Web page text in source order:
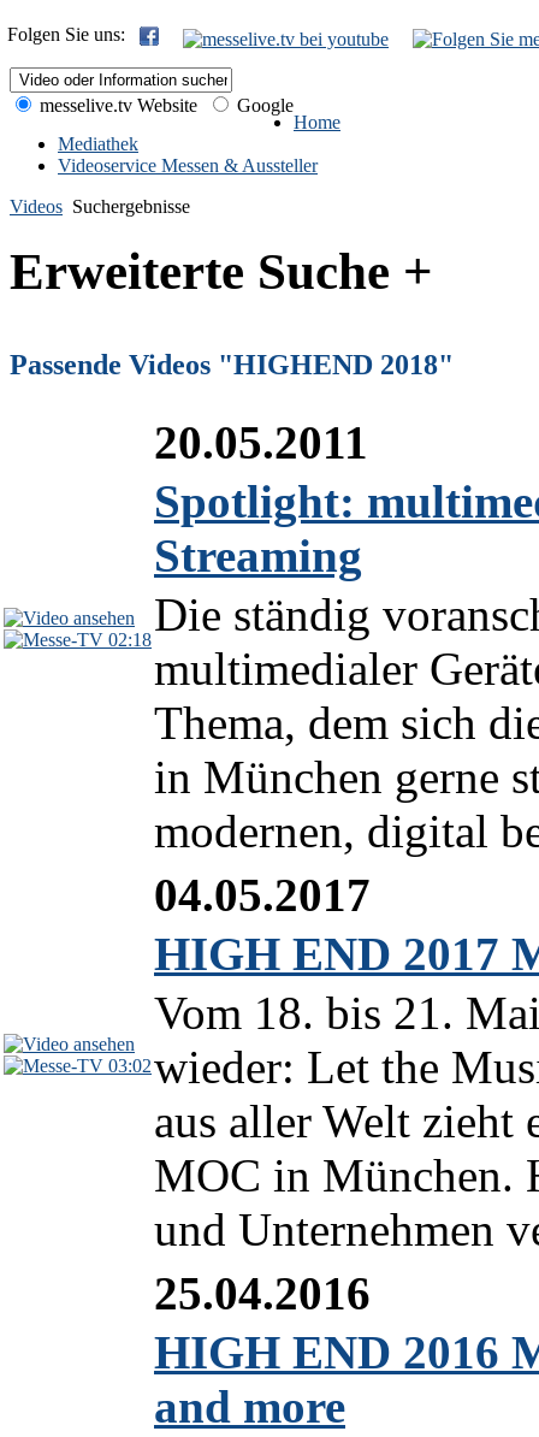
Folgen Sie uns:
messelive.tv Website
Google
Home
Mediathek
Videoservice Messen & Aussteller
Videos Suchergebnisse
Erweiterte Suche +
Passende Videos "HIGHEND 2018"
02:18
20.05.2011
Spotlight:
Streaming
Die ständig
multimedialer
Thema, dem sich
in München gerne
modernen, digital
03:02
04.05.2017
HIGH END 2017
Vom 18. bis 21.
wieder: Let the
aus aller Welt zieht
MOC in München.
und Unternehmen
25.04.2016
HIGH END 2016
and more